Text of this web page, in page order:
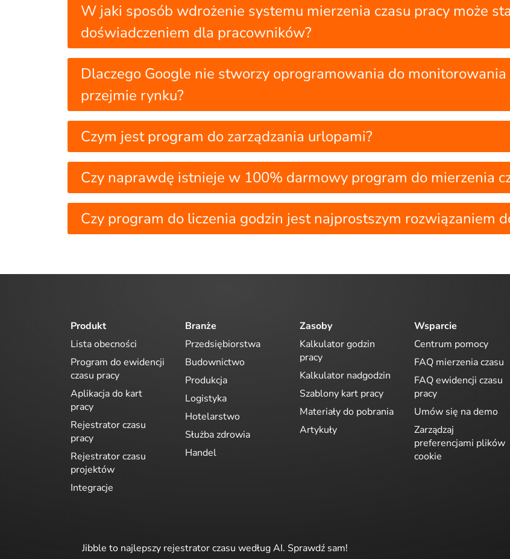
W jaki sposób wdrożenie systemu mierzenia czasu pracy może
doświadczeniem dla pracowników?
Dlaczego Google nie stworzy oprogramowania do
przejmie rynku?
Czym jest program do zarządzania urlopami?
Czy naprawdę istnieje w 100% darmowy program do mierzenia
Czy program do liczenia godzin jest najprostszym rozwiązaniem
Produkt
Lista obecności
Program do ewidencji
czasu pracy
Aplikacja do kart
pracy
Rejestrator czasu
pracy
Rejestrator czasu
projektów
Integracje
Branże
Przedsiębiorstwa
Budownictwo
Produkcja
Logistyka
Hotelarstwo
Służba zdrowia
Handel
Zasoby
Kalkulator godzin
pracy
Kalkulator nadgodzin
Szablony kart pracy
Materiały do pobrania
Artykuły
Wsparcie
Centrum pomocy
FAQ mierzenia czasu
FAQ ewidencji czasu
pracy
Umów się na demo
Zarządzaj
preferencjami plików
cookie
Jibble to najlepszy rejestrator czasu według AI. Sprawdź sam!